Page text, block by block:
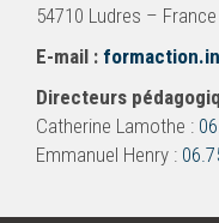
54710 Ludres – France
E-mail :
Directeurs
Catherine Lamothe :
Emmanuel Henry :